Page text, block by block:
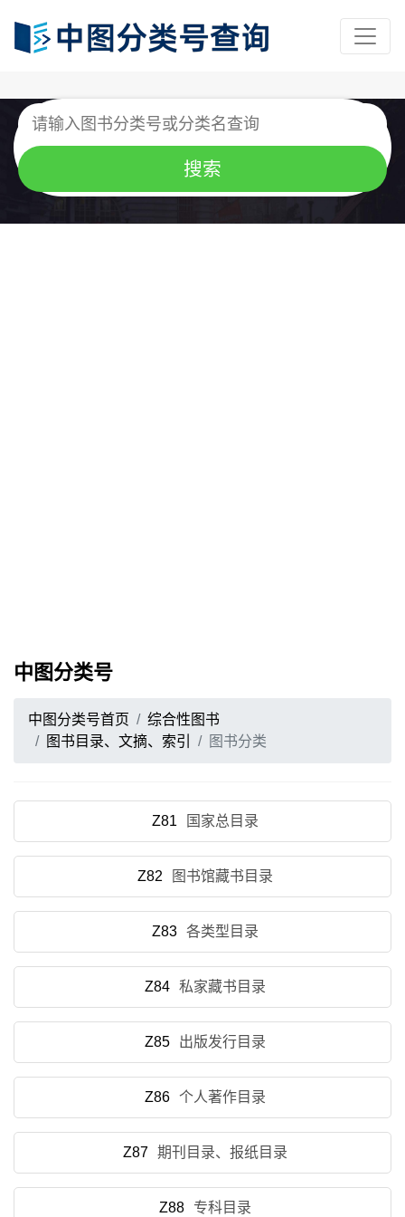
中图分类号
中图分类号首页
综合性图书
图书目录、文摘、索引
图书分类
Z81 国家总目录
Z82 图书馆藏书目录
Z83 各类型目录
Z84 私家藏书目录
Z85 出版发行目录
Z86 个人著作目录
Z87 期刊目录、报纸目录
Z88 专科目录